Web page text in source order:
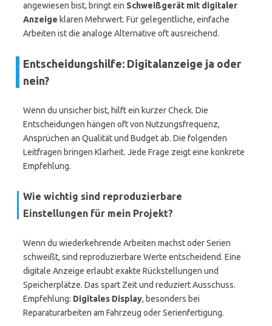
angewiesen bist, bringt ein Schweißgerät mit digitaler
Anzeige klaren Mehrwert. Für gelegentliche, einfache
Arbeiten ist die analoge Alternative oft ausreichend.
Entscheidungshilfe: Digitalanzeige ja oder
nein?
Wenn du unsicher bist, hilft ein kurzer Check. Die
Entscheidungen hängen oft von Nutzungsfrequenz,
Ansprüchen an Qualität und Budget ab. Die folgenden
Leitfragen bringen Klarheit. Jede Frage zeigt eine konkrete
Empfehlung.
Wie wichtig sind reproduzierbare
Einstellungen für mein Projekt?
Wenn du wiederkehrende Arbeiten machst oder Serien
schweißt, sind reproduzierbare Werte entscheidend. Eine
digitale Anzeige erlaubt exakte Rückstellungen und
Speicherplätze. Das spart Zeit und reduziert Ausschuss.
Empfehlung: Digitales Display, besonders bei
Reparaturarbeiten am Fahrzeug oder Serienfertigung.